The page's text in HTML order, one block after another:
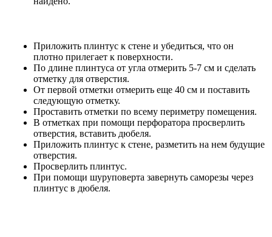
Приложить плинтус к стене и убедиться, что он
плотно прилегает к поверхности.
По длине плинтуса от угла отмерить 5-7 см и сделать
отметку для отверстия.
От первой отметки отмерить еще 40 см и поставить
следующую отметку.
Проставить отметки по всему периметру помещения.
В отметках при помощи перфоратора просверлить
отверстия, вставить дюбеля.
Приложить плинтус к стене, разметить на нем будущие
отверстия.
Просверлить плинтус.
При помощи шуруповерта завернуть саморезы через
плинтус в дюбеля.